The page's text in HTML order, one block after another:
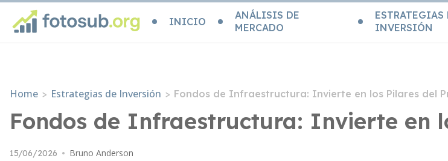
INICIO
ANÁLISIS DE
MERCADO
ESTRATEGIAS
INVERSIÓN
Home > Estrategias de Inversión > Fondos de Infraestructura: Invierte en los Pilares del
Fondos de Infraestructura: Invierte en
15/06/2026 • Bruno Anderson